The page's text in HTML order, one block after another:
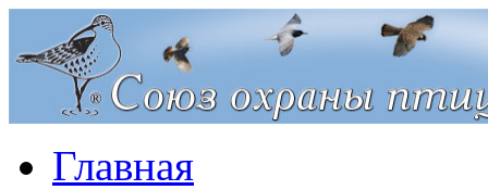
Главная